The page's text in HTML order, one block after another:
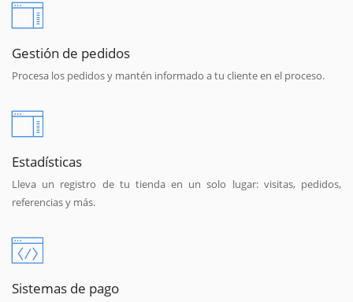
Gestión de pedidos
Procesa los pedidos y mantén informado a tu cliente en el proceso.
Estadísticas
Lleva un registro de tu tienda en un solo lugar: visitas, pedidos,
referencias y más.
Sistemas de pago